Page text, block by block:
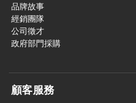
品牌故事
經銷團隊
公司徵才
政府部門採購
顧客服務